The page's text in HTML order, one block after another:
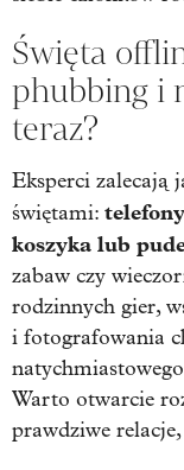
Święta
phubbing i
teraz?
Eksperci zalecają
świętami:
koszyka lub
zabaw czy
rodzinnych gier,
i fotografowania
Warto otwarcie
prawdziwe